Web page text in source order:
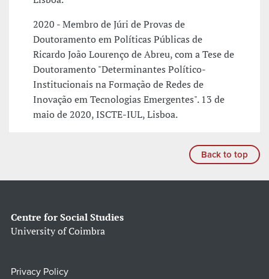
2020 - Membro de Júri de Provas de
Doutoramento em Políticas Públicas de
Ricardo João Lourenço de Abreu, com a Tese de
Doutoramento "Determinantes Político-
Institucionais na Formação de Redes de
Inovação em Tecnologias Emergentes". 13 de
maio de 2020, ISCTE-IUL, Lisboa.
Back to top
Centre for Social Studies
University of Coimbra
Privacy Policy